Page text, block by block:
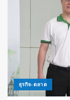
ธุรกิจ-ตลาด